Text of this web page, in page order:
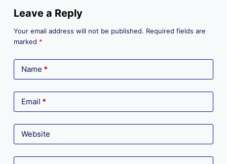
Leave a Reply
Your email address will not be published. Required fields are
marked *
Name *
Email *
Website